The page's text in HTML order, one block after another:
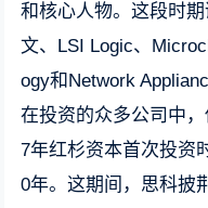
和核心人物。这段时
文、LSI Logic、
ogy和Network
在投资的众多公司中
7年红杉资本首次投资
0年。这期间，思科披